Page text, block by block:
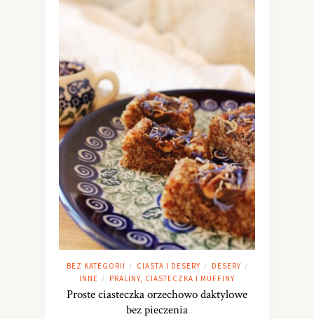
BEZ KATEGORII / CIASTA I DESERY / DESERY /
INNE / PRALINY, CIASTECZKA I MUFFINY
Proste ciasteczka orzechowo daktylowe
bez pieczenia